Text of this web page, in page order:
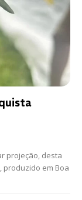
projeção, desta
produzido em Boa